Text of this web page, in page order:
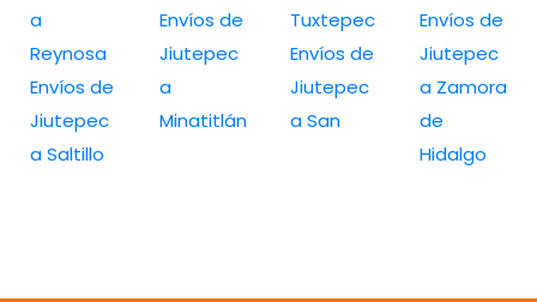
a
Reynosa
Envíos de
Jiutepec
a Saltillo
Envíos de
Jiutepec
a
Minatitlán
Tuxtepec
Envíos de
Jiutepec
a San
Envíos de
Jiutepec
a Zamora
de
Hidalgo